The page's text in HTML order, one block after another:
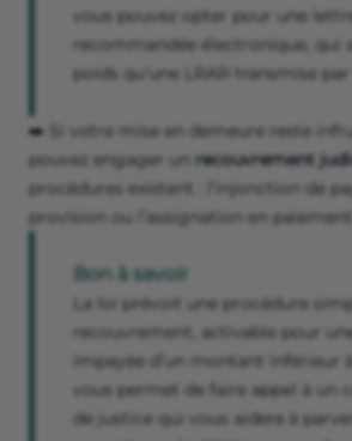
vous pouvez opter pour une
recommandée électronique, qui
poids qu’une LRAR transmise
➡️ Si votre mise en demeure reste
pouvez engager un recouvrement
procédures existent : l’injonction de
provision ou l’assignation en paiement.
Bon à savoir
La loi prévoit une procédure
recouvrement, activable pour
impayée d’un montant inférieur
vous permet de faire appel à un
de justice qui vous aidera à